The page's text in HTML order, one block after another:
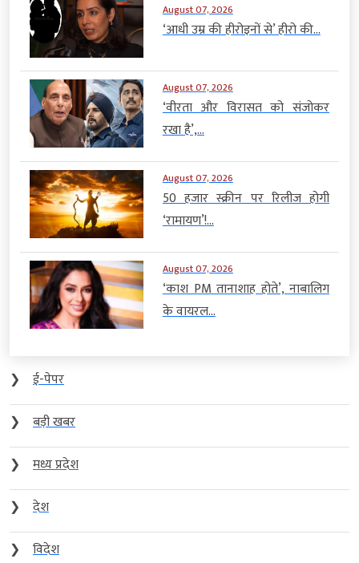
August 07, 2026
‘आधी उम्र की हीरोइनों से’ हीरो की...
August 07, 2026
‘वीरता और विरासत को संजोकर
रखा है’,...
August 07, 2026
50 हजार स्क्रीन पर रिलीज होगी
‘रामायण’!...
August 07, 2026
‘काश PM तानाशाह होते’, नाबालिग
के वायरल...
❯
ई-पेपर
❯
बड़ी खबर
❯
मध्य प्रदेश
❯
देश
❯
विदेश